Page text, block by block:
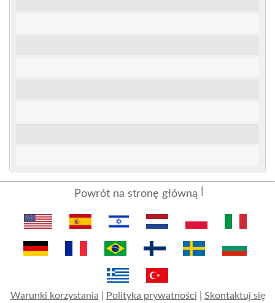
Powrót na stronę główną
Warunki korzystania Polityka prywatności Skontaktuj się